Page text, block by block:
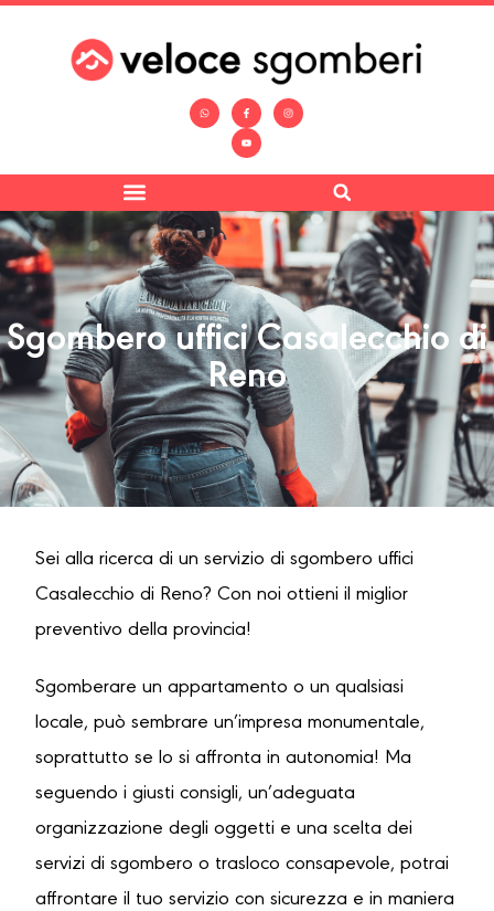
Sgombero uffici Casalecchio di
Reno
Sei alla ricerca di un servizio di sgombero uffici
Casalecchio di Reno? Con noi ottieni il miglior
preventivo della provincia!
Sgomberare un appartamento o un qualsiasi
locale, può sembrare un’impresa monumentale,
soprattutto se lo si affronta in autonomia! Ma
seguendo i giusti consigli, un’adeguata
organizzazione degli oggetti e una scelta dei
servizi di sgombero o trasloco consapevole, potrai
affrontare il tuo servizio con sicurezza e in maniera